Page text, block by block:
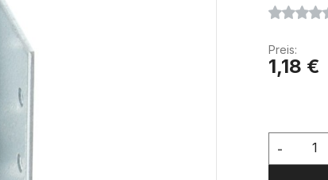
Preis:
1,18 €
-